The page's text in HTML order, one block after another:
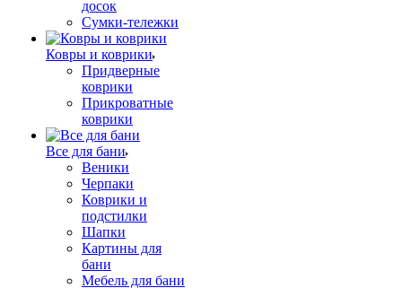
досок
Сумки-тележки
Ковры и коврики
Придверные
коврики
Прикроватные
коврики
Все для бани
Веники
Черпаки
Коврики и
подстилки
Шапки
Картины для
бани
Мебель для бани